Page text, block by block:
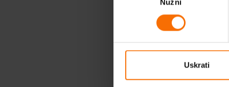
Nužni
Uskrati